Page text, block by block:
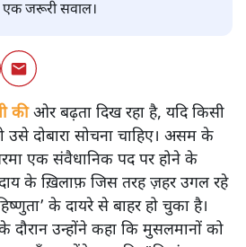
एक जरूरी सवाल।
कीओर बढ़ता दिख रहा है, यदि किसी
उसे दोबारा सोचना चाहिए। असम के
एक संवैधानिक पद पर होने के
के ख़िलाफ़ जिस तरह ज़हर उगल रहे
के दायरे से बाहर हो चुका है।
दौरान उन्होंने कहा कि मुसलमानों को